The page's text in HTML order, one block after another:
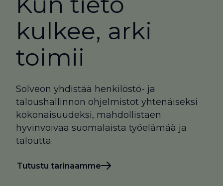
kulkee, arki
toimii
Solveon yhdistää henkilöstö- ja
taloushallinnon ohjelmistot yhtenäiseksi
kokonaisuudeksi, mahdollistaen
hyvinvoivaa suomalaista työelämää ja
taloutta.
Tutustu tarinaamme